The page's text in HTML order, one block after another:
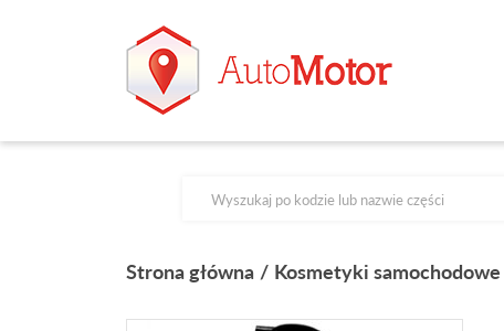
Strona główna Kosmetyki samochodowe